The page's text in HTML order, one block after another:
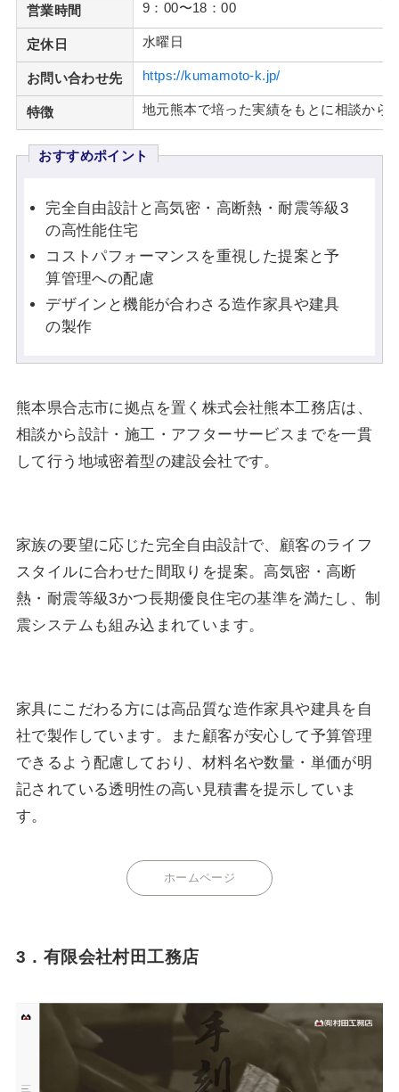
営業時間 9：00〜18：00
定休日 水曜日
お問い合わせ先 https://kumamoto-k.jp/
特徴 地元熊本で培った実績をもとに相談から
おすすめポイント
完全自由設計と高気密・高断熱・耐震等級3
の高性能住宅
コストパフォーマンスを重視した提案と予
算管理への配慮
デザインと機能が合わさる造作家具や建具
の製作
熊本県合志市に拠点を置く株式会社熊本工務店は、
相談から設計・施工・アフターサービスまでを一貫
して行う地域密着型の建設会社です。
家族の要望に応じた完全自由設計で、顧客のライフ
スタイルに合わせた間取りを提案。高気密・高断
熱・耐震等級3かつ長期優良住宅の基準を満たし、制
震システムも組み込まれています。
家具にこだわる方には高品質な造作家具や建具を自
社で製作しています。また顧客が安心して予算管理
できるよう配慮しており、材料名や数量・単価が明
記されている透明性の高い見積書を提示していま
す。
ホームページ
3．有限会社村田工務店